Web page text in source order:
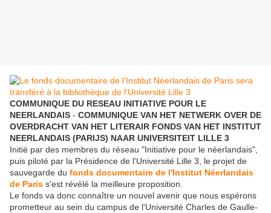
COMMUNIQUE DU RESEAU INITIATIVE POUR LE
NEERLANDAIS - COMMUNIQUE VAN HET NETWERK OVER DE
OVERDRACHT VAN HET LITERAIR FONDS VAN HET INSTITUT
NEERLANDAIS (PARIJS) NAAR UNIVERSITEIT LILLE 3
Initié par des membres du réseau "Initiative pour le néerlandais",
puis piloté par la Présidence de l'Université Lille 3, le projet de
sauvegarde du fonds documentaire de l'Institut Néerlandais
de Paris s'est révélé la meilleure proposition.
Le fonds va donc connaître un nouvel avenir que nous espérons
prometteur au sein du campus de l'Université Charles de Gaulle-